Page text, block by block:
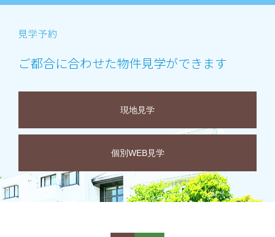
ご都合に合わせた物件見学ができます
現地見学
個別WEB見学